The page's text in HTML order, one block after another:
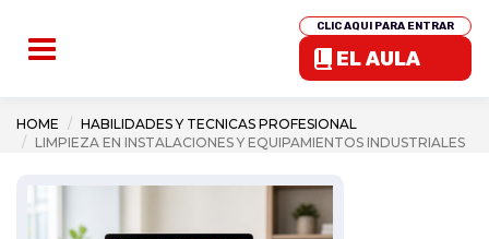
CLIC AQUI PARA ENTRAR
EL AULA
HOME
HABILIDADES Y TECNICAS PROFESIONAL
LIMPIEZA EN INSTALACIONES Y EQUIPAMIENTOS INDUSTRIALES